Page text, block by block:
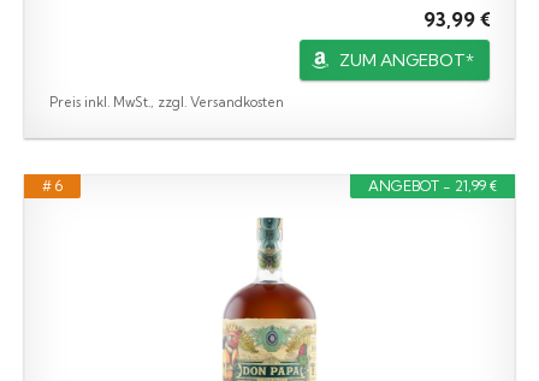
93,99 €
ZUM ANGEBOT*
Preis inkl. MwSt., zzgl. Versandkosten
ANGEBOT - 21,99 €
# 6